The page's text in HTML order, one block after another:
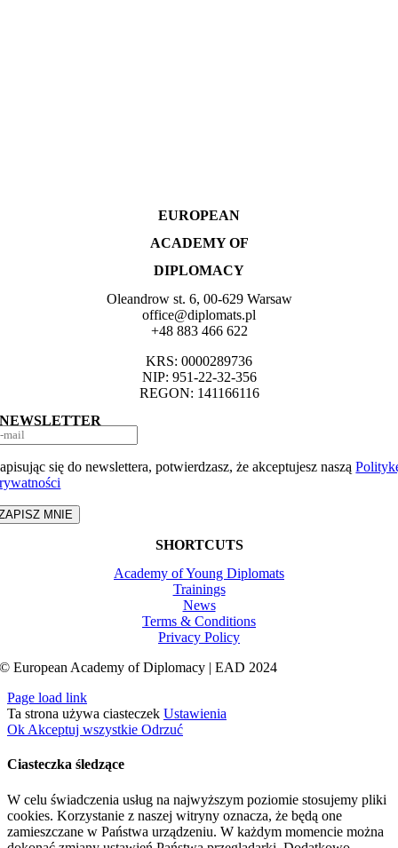
EUROPEAN
ACADEMY OF
DIPLOMACY
Oleandrow st. 6, 00-629 Warsaw
office@diplomats.pl
+48 883 466 622
KRS: 0000289736
NIP: 951-22-32-356
REGON: 141166116
NEWSLETTER
się do newslettera, potwierdzasz, że akceptujesz naszą
MNIE
SHORTCUTS
Academy of Young Diplomats
Trainings
News
Terms & Conditions
Privacy Policy
© European Academy of Diplomacy | EAD 2024
Page load link
Ta strona używa ciasteczek Ustawienia
Ok Akceptuj wszystkie Odrzuć
Ciasteczka śledzące
W celu świadczenia usług na najwyższym poziomie stosujemy pliki
cookies. Korzystanie z naszej witryny oznacza, że będą one
zamieszczane w Państwa urządzeniu. W każdym momencie można